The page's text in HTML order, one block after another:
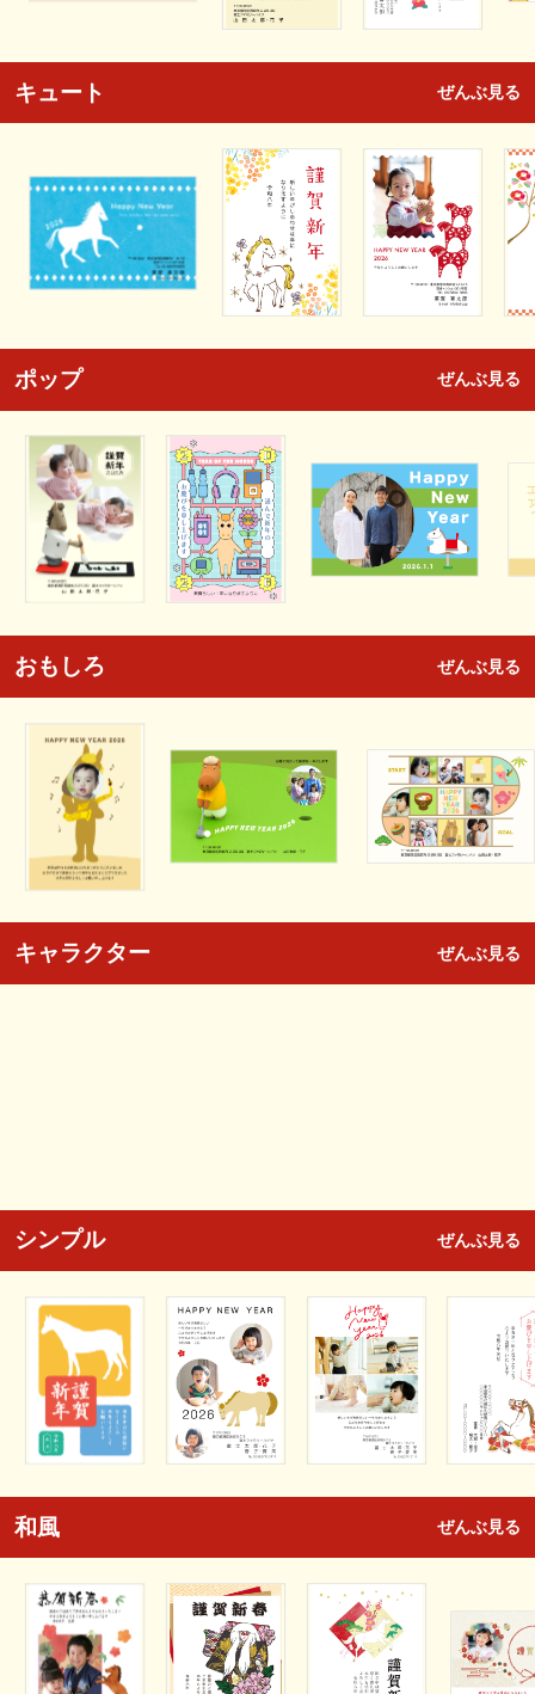
キュート ぜんぶ見る
ポップ ぜんぶ見る
おもしろ ぜんぶ見る
キャラクター ぜんぶ見る
シンプル ぜんぶ見る
和風 ぜんぶ見る